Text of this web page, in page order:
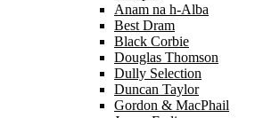
Anam na h-Alba
Best Dram
Black Corbie
Douglas Thomson
Dully Selection
Duncan Taylor
Gordon & MacPhail